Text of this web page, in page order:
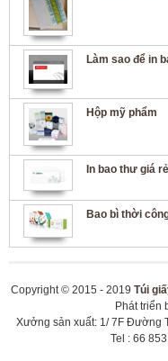
Làm sao để in
Hộp mỹ phẩm
In bao thư giá rẻ
Bao bì thời
Copyright © 2015 - 2019 Túi
Phát triển
Xưởng sản xuất: 1/ 7F Đường
Tel : 66